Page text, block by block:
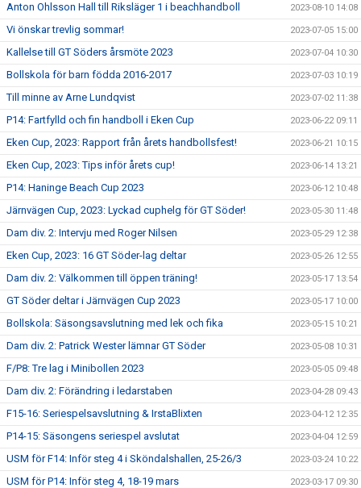
Anton Ohlsson Hall till Riksläger 1 i beachhandboll 2023-08-10 14:08
Vi önskar trevlig sommar! 2023-07-05 15:00
Kallelse till GT Söders årsmöte 2023 2023-07-04 10:30
Bollskola för barn födda 2016-2017 2023-07-03 10:19
Till minne av Arne Lundqvist 2023-07-02 11:38
P14: Fartfylld och fin handboll i Eken Cup 2023-06-22 09:11
Eken Cup, 2023: Rapport från årets handbollsfest! 2023-06-21 10:15
Eken Cup, 2023: Tips inför årets cup! 2023-06-14 13:21
P14: Haninge Beach Cup 2023 2023-06-12 10:48
Järnvägen Cup, 2023: Lyckad cuphelg för GT Söder! 2023-05-30 11:48
Dam div. 2: Intervju med Roger Nilsen 2023-05-29 12:38
Eken Cup, 2023: 16 GT Söder-lag deltar 2023-05-26 12:55
Dam div. 2: Välkommen till öppen träning! 2023-05-17 13:54
GT Söder deltar i Järnvägen Cup 2023 2023-05-17 10:00
Bollskola: Säsongsavslutning med lek och fika 2023-05-15 10:21
Dam div. 2: Patrick Wester lämnar GT Söder 2023-05-08 10:31
F/P8: Tre lag i Minibollen 2023 2023-05-05 09:48
Dam div. 2: Förändring i ledarstaben 2023-04-28 09:43
F15-16: Seriespelsavslutning & IrstaBlixten 2023-04-12 12:35
P14-15: Säsongens seriespel avslutat 2023-04-04 12:59
USM för F14: Inför steg 4 i Sköndalshallen, 25-26/3 2023-03-24 10:22
USM för P14: Inför steg 4, 18-19 mars 2023-03-17 09:30